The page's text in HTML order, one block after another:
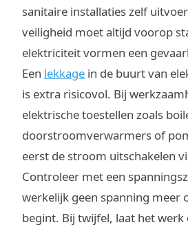
sanitaire installaties zelf
veiligheid moet altijd voorop
elektriciteit vormen een
Een lekkage in de buurt van
is extra risicovol. Bij
elektrische toestellen zoals
doorstroomverwarmers of
eerst de stroom uitschakelen
Controleer met een
werkelijk geen spanning meer
begint. Bij twijfel, laat het werk